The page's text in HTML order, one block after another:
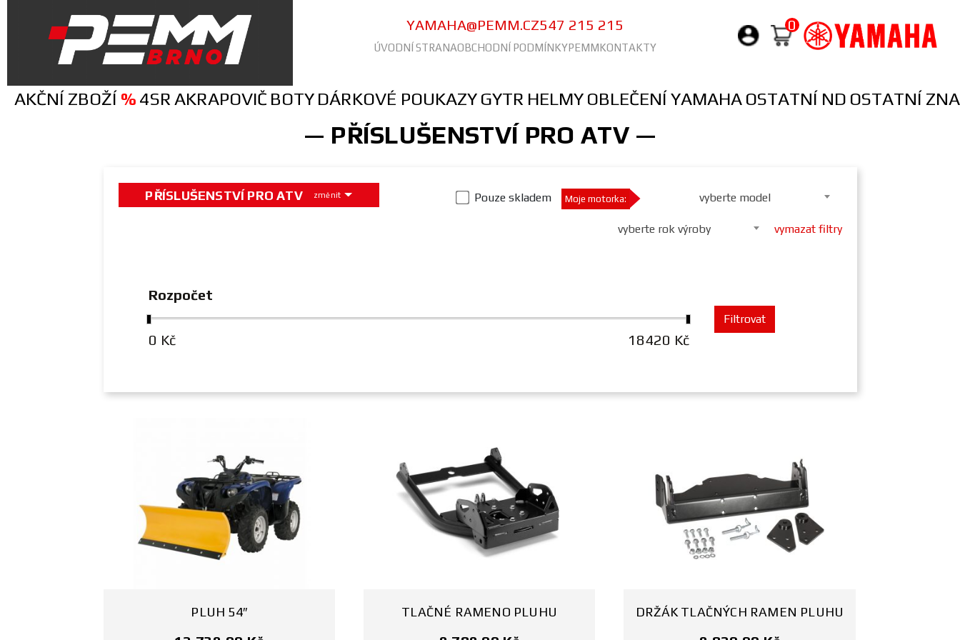
YAMAHA@PEMM.CZ547 215 215
ÚVODNÍ STRANAOBCHODNÍ PODMÍNKYPEMMKONTAKTY
0
AKČNÍ ZBOŽÍ % 4SR AKRAPOVIČ BOTY DÁRKOVÉ POUKAZY GYTR HELMY OBLEČENÍ YAMAHA OSTATNÍ ND OSTATNÍ
search
— PŘÍSLUŠENSTVÍ PRO ATV —
PŘÍSLUŠENSTVÍ PRO ATV změnit Pouze skladem Moje motorka: vyberte model
vyberte rok výroby vymazat filtry
Rozpočet
0 Kč 18420 Kč
Filtrovat
PLUH 54″ TLAČNÉ RAMENO PLUHU DRŽÁK TLAČNÝCH RAMEN PLUHU